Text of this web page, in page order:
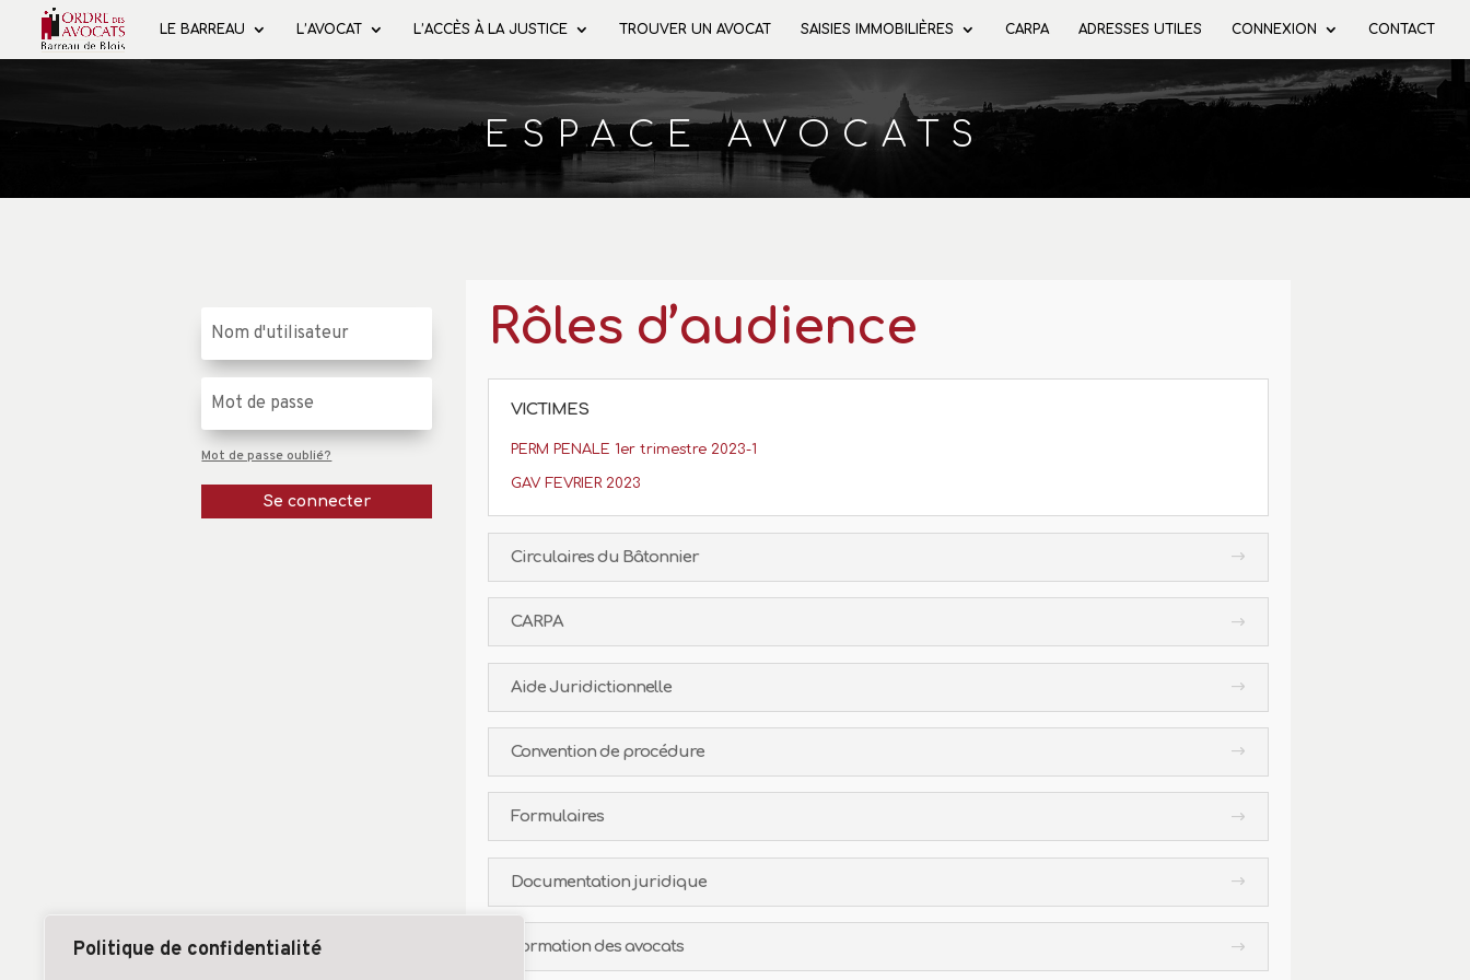
Politique de confidentialité
LE BARREAU L’AVOCAT L’ACCÈS À LA JUSTICE TROUVER UN AVOCAT SAISIES IMMOBILIÈRES CARPA ADRESSES UTILES CONNEXION CONTACT
ESPACE AVOCATS
Mot de passe oublié?
Se connecter
Rôles d’audience
VICTIMES
PERM PENALE 1er trimestre 2023-1
GAV FEVRIER 2023
Circulaires du Bâtonnier
CARPA
Aide Juridictionnelle
Convention de procédure
Formulaires
Documentation juridique
Formation des avocats